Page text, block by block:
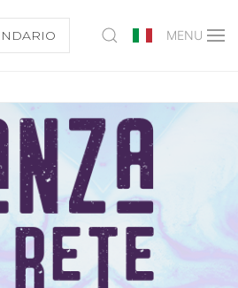
MENU